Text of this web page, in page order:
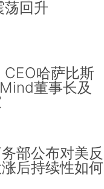
荡回升
哈萨比斯
董事长及
务部公布对美反
后持续性如何